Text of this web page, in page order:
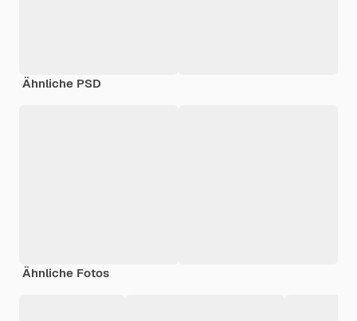
Ähnliche PSD
Ähnliche Fotos